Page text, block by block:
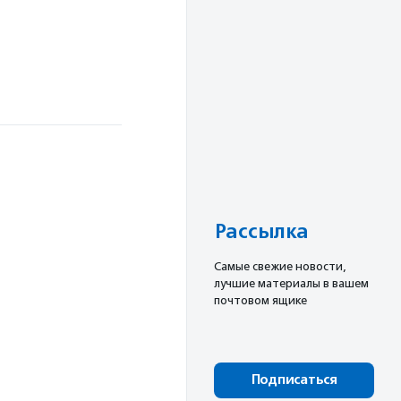
Рассылка
Cамые свежие новости,
лучшие материалы в вашем
почтовом ящике
Подписаться